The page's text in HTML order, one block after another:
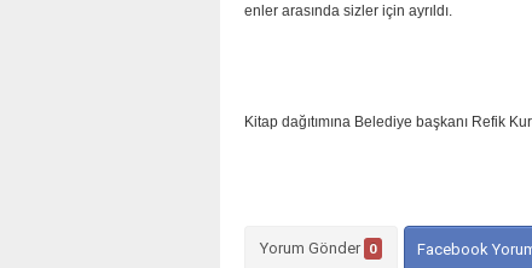
enler arasında sizler için ayrıldı.
Kitap dağıtımına Belediye başkanı Refik
Yorum Gönder 0 Facebook